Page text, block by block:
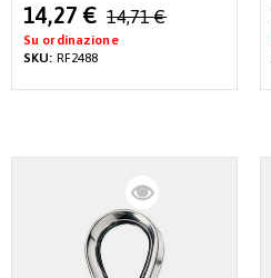
Special
Price
14,27 € 14,71 €
Su ordinazione
SKU: RF2488